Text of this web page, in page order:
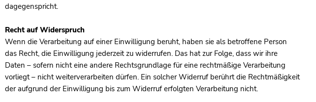
dagegenspricht.
Recht auf Widerspruch
Wenn die Verarbeitung auf einer Einwilligung beruht, haben sie als betroffene Person
das Recht, die Einwilligung jederzeit zu widerrufen. Das hat zur Folge, dass wir ihre
Daten – sofern nicht eine andere Rechtsgrundlage für eine rechtmäßige Verarbeitung
vorliegt – nicht weiterverarbeiten dürfen. Ein solcher Widerruf berührt die Rechtmäßigkeit
der aufgrund der Einwilligung bis zum Widerruf erfolgten Verarbeitung nicht.